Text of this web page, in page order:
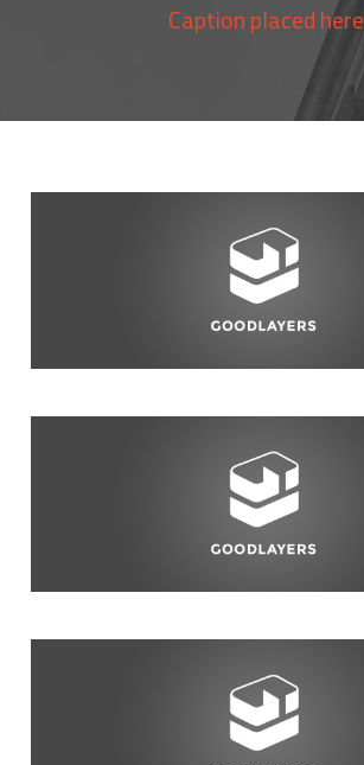
Caption placed here